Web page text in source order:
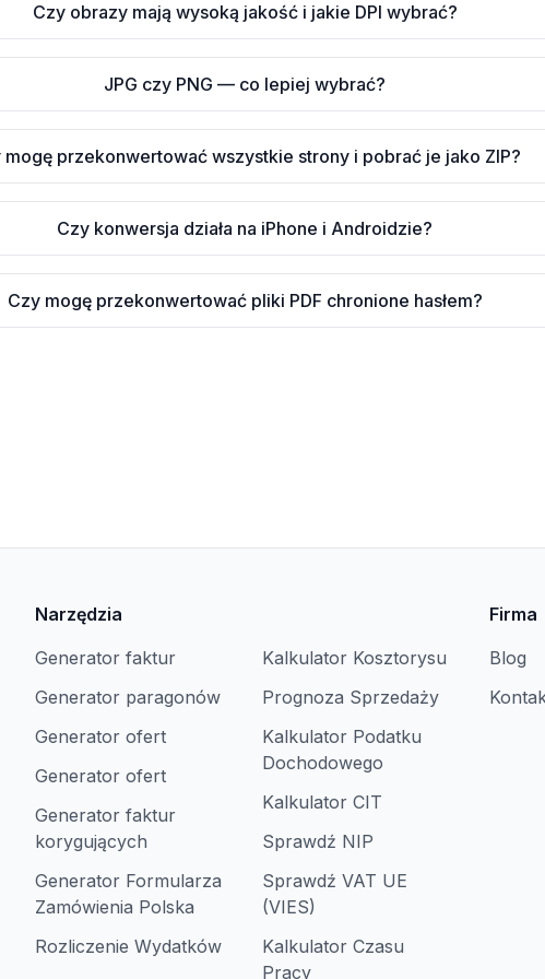
Czy obrazy mają wysoką jakość i jakie DPI wybrać?
JPG czy PNG — co lepiej wybrać?
mogę przekonwertować wszystkie strony i pobrać je jako ZIP?
Czy konwersja działa na iPhone i Androidzie?
Czy mogę przekonwertować pliki PDF chronione hasłem?
Narzędzia
Generator faktur
Generator paragonów
Generator ofert
Generator ofert
Generator faktur
korygujących
Generator Formularza
Zamówienia Polska
Rozliczenie Wydatków
Kalkulator Kosztorysu
Prognoza Sprzedaży
Kalkulator Podatku
Dochodowego
Kalkulator CIT
Sprawdź NIP
Sprawdź VAT UE
(VIES)
Kalkulator Czasu
Pracy
Firma
Blog